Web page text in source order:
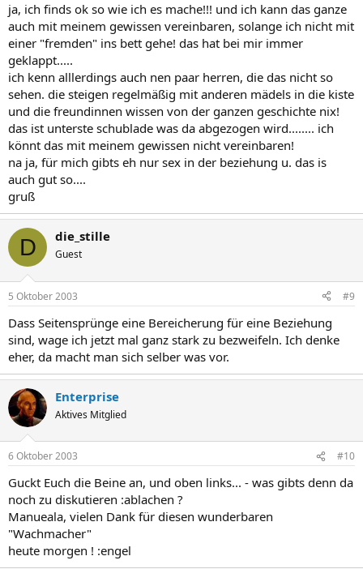
ja, ich finds ok so wie ich es mache!!! und ich kann das ganze
auch mit meinem gewissen vereinbaren, solange ich nicht mit
einer "fremden" ins bett gehe! das hat bei mir immer
geklappt.....
ich kenn alllerdings auch nen paar herren, die das nicht so
sehen. die steigen regelmäßig mit anderen mädels in die kiste
und die freundinnen wissen von der ganzen geschichte nix!
das ist unterste schublade was da abgezogen wird........ ich
könnt das mit meinem gewissen nicht vereinbaren!
na ja, für mich gibts eh nur sex in der beziehung u. das is
auch gut so....
gruß
D die_stille
Guest
5 Oktober 2003 #9
Dass Seitensprünge eine Bereicherung für eine Beziehung
sind, wage ich jetzt mal ganz stark zu bezweifeln. Ich denke
eher, da macht man sich selber was vor.
Enterprise
Aktives Mitglied
6 Oktober 2003 #10
Guckt Euch die Beine an, und oben links... - was gibts denn da
noch zu diskutieren :ablachen ?
Manueala, vielen Dank für diesen wunderbaren
"Wachmacher"
heute morgen ! :engel